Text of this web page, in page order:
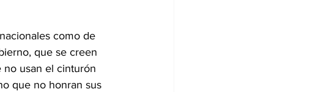
como de
que se creen
usan el cinturón
que no honran sus